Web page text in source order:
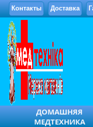
Контакты Доставка
ДОМАШНЯЯ
МЕДТЕХНИКА